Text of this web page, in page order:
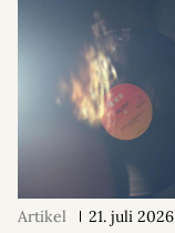
Artikel 21. juli 2026